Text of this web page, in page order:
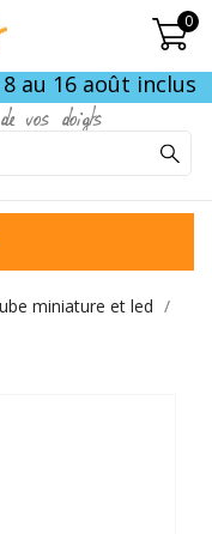
0
8 au 16 août inclus
vos doigts
miniature et led